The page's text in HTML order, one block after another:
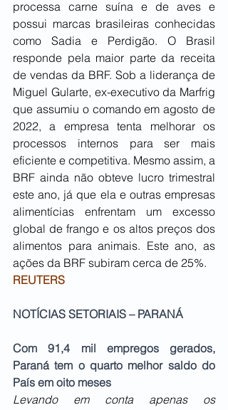
processa carne suína e de aves e
possui marcas brasileiras conhecidas
como Sadia e Perdigão. O Brasil
responde pela maior parte da receita
de vendas da BRF. Sob a liderança de
Miguel Gularte, ex-executivo da Marfrig
que assumiu o comando em agosto de
2022, a empresa tenta melhorar os
processos internos para ser mais
eficiente e competitiva. Mesmo assim, a
BRF ainda não obteve lucro trimestral
este ano, já que ela e outras empresas
alimentícias enfrentam um excesso
global de frango e os altos preços dos
alimentos para animais. Este ano, as
ações da BRF subiram cerca de 25%.
REUTERS
NOTÍCIAS SETORIAIS – PARANÁ
Com 91,4 mil empregos gerados,
Paraná tem o quarto melhor saldo do
País em oito meses
Levando em conta apenas os